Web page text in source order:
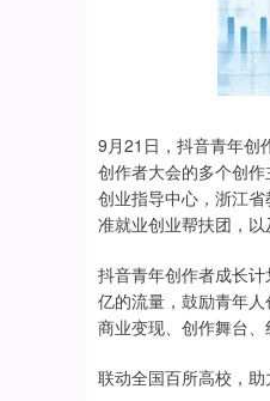
9月21日，抖音青年创
创作者大会的多个创
创业指导中心，浙江
准就业创业帮扶团，
抖音青年创作者成长
亿的流量，鼓励青年人
商业变现、创作舞台
联动全国百所高校，